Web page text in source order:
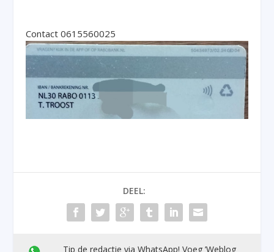
Contact 0615560025
DEEL:
Tip de redactie via WhatsApp! Voeg ’Weblog